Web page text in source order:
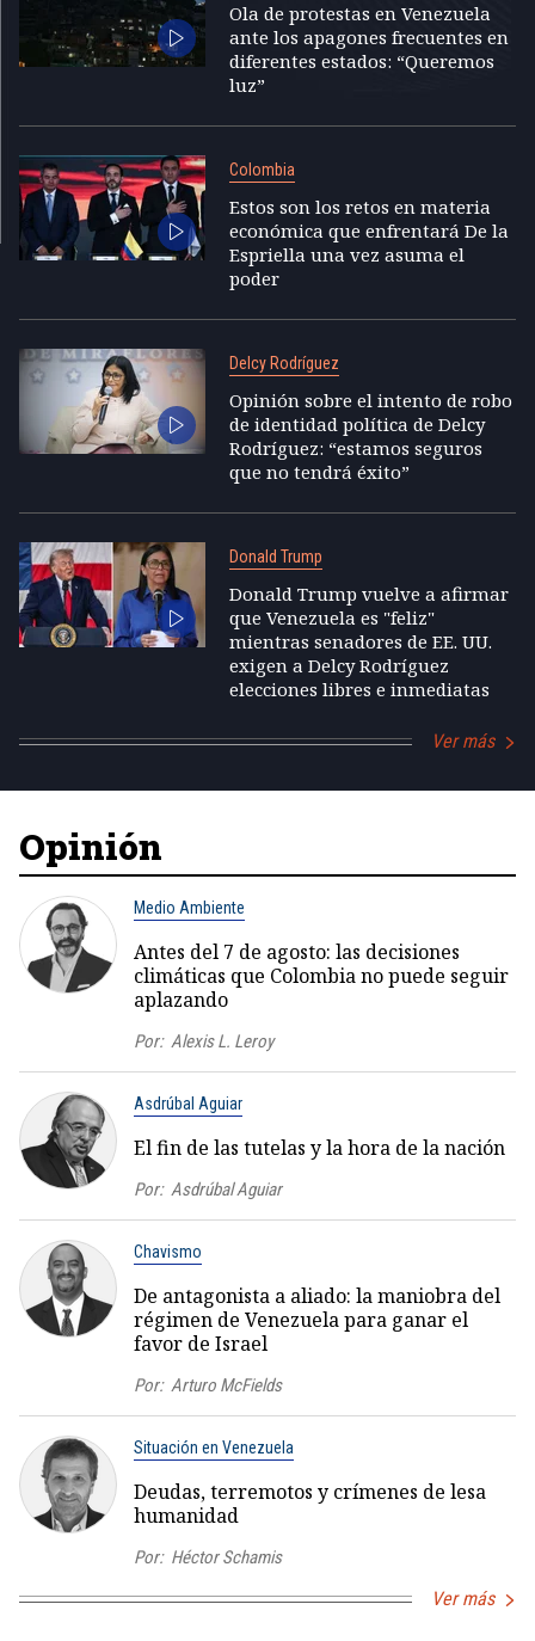
Ola de protestas en Venezuela
ante los apagones frecuentes en
diferentes estados: “Queremos
luz”
Colombia
Estos son los retos en materia
económica que enfrentará De la
Espriella una vez asuma el
poder
Delcy Rodríguez
Opinión sobre el intento de robo
de identidad política de Delcy
Rodríguez: “estamos seguros
que no tendrá éxito”
Donald Trump
Donald Trump vuelve a afirmar
que Venezuela es "feliz"
mientras senadores de EE. UU.
exigen a Delcy Rodríguez
elecciones libres e inmediatas
Ver más
Opinión
Medio Ambiente
Antes del 7 de agosto: las decisiones
climáticas que Colombia no puede seguir
aplazando
Por: Alexis L. Leroy
Asdrúbal Aguiar
El fin de las tutelas y la hora de la nación
Por: Asdrúbal Aguiar
Chavismo
De antagonista a aliado: la maniobra del
régimen de Venezuela para ganar el
favor de Israel
Por: Arturo McFields
Situación en Venezuela
Deudas, terremotos y crímenes de lesa
humanidad
Por: Héctor Schamis
Ver más